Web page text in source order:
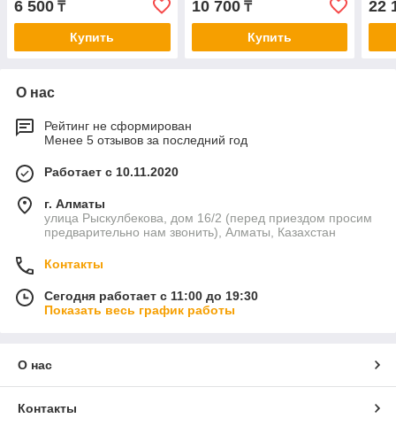
6 500 ₸
Купить
10 700₸
Купить
22
О нас
Рейтинг не сформирован
Менее 5 отзывов за последний год
Работает с 10.11.2020
г. Алматы
улица Рыскулбекова, дом 16/2 (перед приездом просим
предварительно нам звонить), Алматы, Казахстан
Контакты
Сегодня работает с 11:00 до 19:30
Показать весь график работы
О нас
Контакты